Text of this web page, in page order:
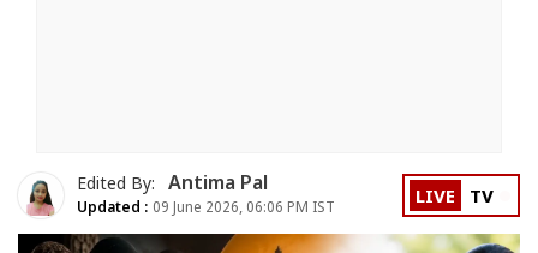
Edited By: Antima Pal
Updated : 09 June 2026, 06:06 PM IST LIVE TV